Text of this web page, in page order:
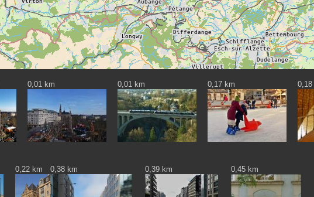
0,01 km 0,01 km 0,17 km 0,18
0,22 km 0,38 km 0,39 km 0,45 km